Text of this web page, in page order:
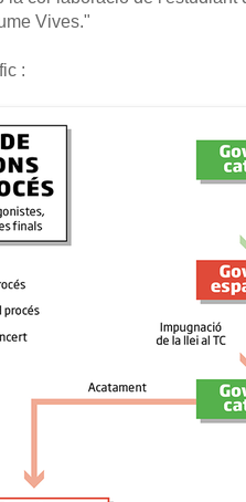
Vives."
: